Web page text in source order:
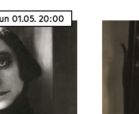
01.05. 20:00